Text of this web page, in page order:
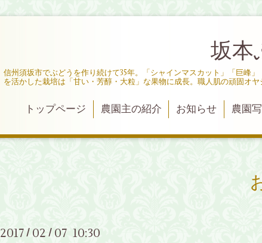
坂本
信州須坂市でぶどうを作り続けて35年。「シャインマスカット」「巨峰
を活かした栽培は「甘い・芳醇・大粒」な果物に成長。職人肌の頑固オ
トップページ 農園主の紹介 お知らせ 農園
2017 / 02 / 07 10:30